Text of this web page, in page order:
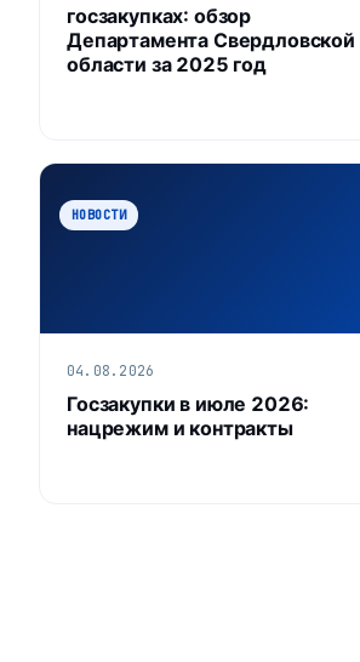
госзакупках: обзор
Департамента Свердловской
области за 2025 год
НОВОСТИ
04.08.2026
Госзакупки в июле 2026:
нацрежим и контракты